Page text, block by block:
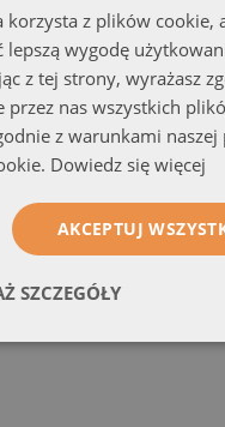
opcji z
Obraz
korzysta z plików cookie,
lepszą wygodę
z tej strony, wyrażasz
przez nas wszystkich
z warunkami
Dowiedz się więcej
AKCEPTUJ
SZCZEGÓŁY